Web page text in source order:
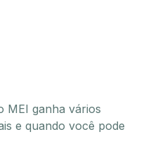
MEI ganha vários
e quando você pode